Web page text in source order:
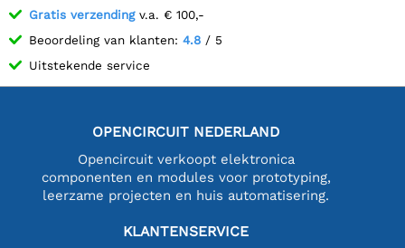
Gratis verzendingv.a. € 100,-
Beoordeling van klanten: 4.8 / 5
Uitstekende service
OPENCIRCUIT NEDERLAND
Opencircuit verkoopt elektronica
componenten en modules voor prototyping,
leerzame projecten en huis automatisering.
KLANTENSERVICE